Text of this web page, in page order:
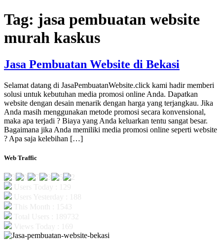
Tag: jasa pembuatan website
murah kaskus
Jasa Pembuatan Website di Bekasi
Selamat datang di JasaPembuatanWebsite.click kami hadir memberi
solusi untuk kebutuhan media promosi online Anda. Dapatkan
website dengan desain menarik dengan harga yang terjangkau. Jika
Anda masih menggunakan metode promosi secara konvensional,
maka apa terjadi ? Biaya yang Anda keluarkan tentu sangat besar.
Bagaimana jika Anda memiliki media promosi online seperti website
? Apa saja kelebihan […]
Web Traffic